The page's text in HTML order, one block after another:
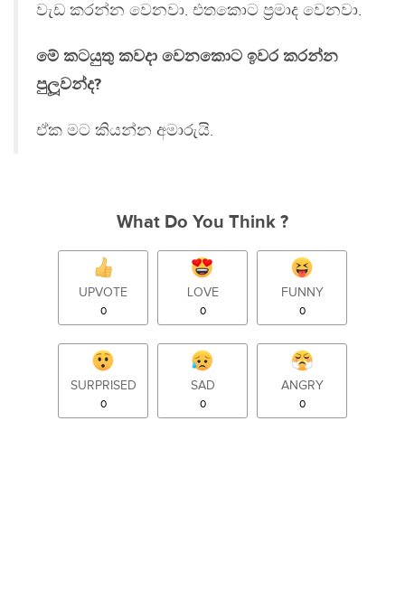
වැඩ කරන්න වෙනවා. එතකොට ප‍්‍රමාද වෙනවා.
මේ කටයුතු කවදා වෙනකොට ඉවර කරන්න
පුලූවන්ද?
ඒක මට කියන්න අමාරුයි.
What Do You Think ?
UPVOTE
0
LOVE
0
FUNNY
0
SURPRISED
0
SAD
0
ANGRY
0